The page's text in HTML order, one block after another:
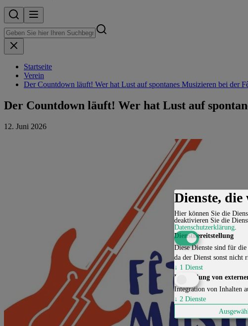
Startseite
Verein
Der Countdown läuft! Wer hat Lust auf spontanes Musizieren bei der
Der Countdown läuft! Wer hat Lust auf
12. Juni 2026
Dienste,
Hier können Sie die
deaktivieren Sie die
Datenschutzerklärung
Dienstbereitstellung
Diese Dienste sind für
da der Dienst sonst nicht
↓ 1 Dienst
Einbindung von
Integration von Inhalten
↓ 2 Dienste